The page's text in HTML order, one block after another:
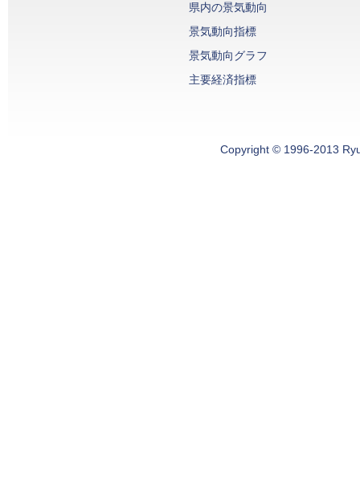
県内の景気動向
景気動向指標
景気動向グラフ
主要経済指標
Copyright © 1996-2013